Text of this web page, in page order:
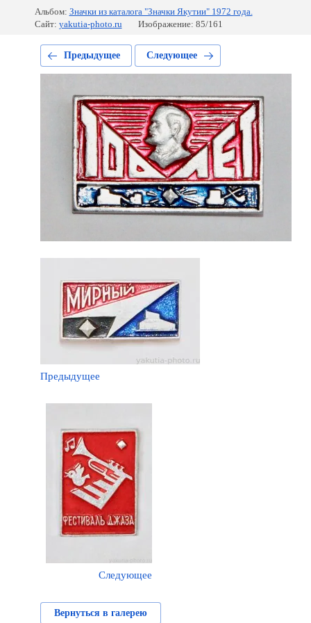
Альбом: Значки из каталога "Значки Якутии" 1972 года.
Сайт: yakutia-photo.ru Изображение: 85/161
Предыдущее Следующее
Предыдущее
Следующее
Вернуться в галерею